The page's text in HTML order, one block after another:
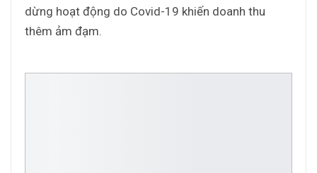
dừng hoạt động do Covid-19 khiến doanh thu
thêm ảm đạm.